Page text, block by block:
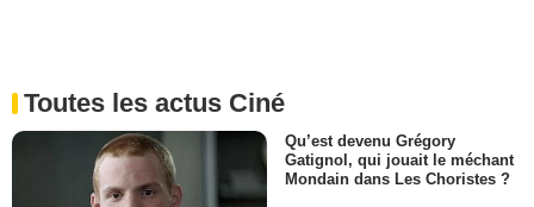
Toutes les actus Ciné
Qu’est devenu Grégory
Gatignol, qui jouait le méchant
Mondain dans Les Choristes ?